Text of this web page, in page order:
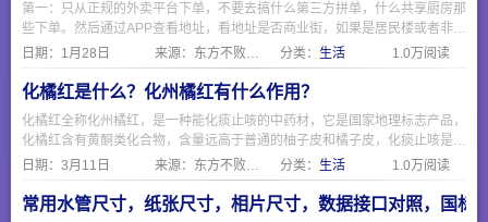
第一：只从正规的外卖平台下单，不要去搞什么第三方拼单，什么共享厨房那
些下单。然后通过APP查看地址，看地址是否商业街，如果是居民楼或者非商
业区，那就要注意了。 第二：要求查看食品经营许可证，一般正规餐饮店都
会挂出来在网上，可以通过https://spjyxk.gsxt.gov.cn/ 这个地址把商家名称复
制粘贴进去查询是否有证。
日期： 1月28日 来源：东方不败网址大全 分类： 生活 1.0万阅读
化橘红是什么？化州橘红有什么作用？
化橘红全称化州橘红，是一种能化痰止咳的中药材，它是国家地理标志产品，
化橘红含有黄酮类化合物，含量远高于普通的柚子皮和橘子皮，化痰止咳是因
为有柚皮苷，化橘红制作主要分六步，采摘，清洗除肉和瓣，切造型，过热水
杀菌，烘干，陈化即可食用。
日期： 3月11日 来源：东方不败网址大全 分类： 生活 1.0万阅读
常用水管尺寸，纸张尺寸，相片尺寸，数据接口对照，国